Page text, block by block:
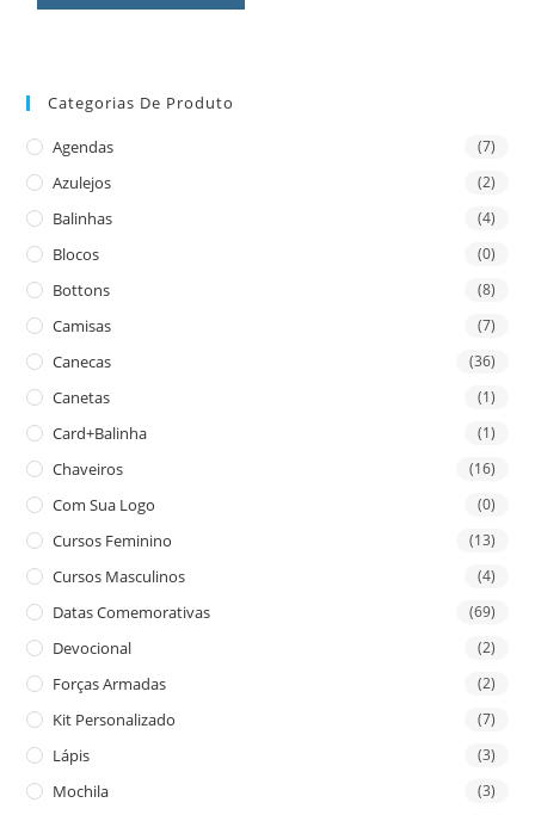
Categorias De Produto
Agendas (7)
Azulejos (2)
Balinhas (4)
Blocos (0)
Bottons (8)
Camisas (7)
Canecas (36)
Canetas (1)
Card+Balinha (1)
Chaveiros (16)
Com Sua Logo (0)
Cursos Feminino (13)
Cursos Masculinos (4)
Datas Comemorativas (69)
Devocional (2)
Forças Armadas (2)
Kit Personalizado (7)
Lápis (3)
Mochila (3)